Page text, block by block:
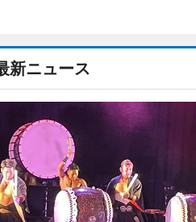
新ニュース